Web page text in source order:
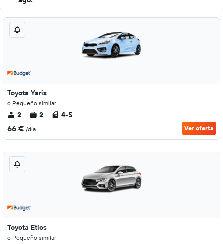
Toyota Yaris
o Pequeño similar
2 2 4-5
66 € /día Ver oferta
Toyota Etios
o Pequeño similar